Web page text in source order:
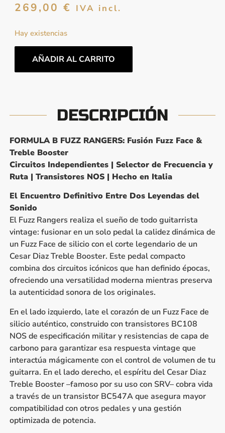
269,00 € IVA incl.
Hay existencias
AÑADIR AL CARRITO
DESCRIPCIÓN
FORMULA B FUZZ RANGERS: Fusión Fuzz Face &
Treble Booster
Circuitos Independientes | Selector de Frecuencia y
Ruta | Transistores NOS | Hecho en Italia
El Encuentro Definitivo Entre Dos Leyendas del
Sonido
El Fuzz Rangers realiza el sueño de todo guitarrista
vintage: fusionar en un solo pedal la calidez dinámica de
un Fuzz Face de silicio con el corte legendario de un
Cesar Diaz Treble Booster. Este pedal compacto
combina dos circuitos icónicos que han definido épocas,
ofreciendo una versatilidad moderna mientras preserva
la autenticidad sonora de los originales.
En el lado izquierdo, late el corazón de un Fuzz Face de
silicio auténtico, construido con transistores BC108
NOS de especificación militar y resistencias de capa de
carbono para garantizar esa respuesta vintage que
interactúa mágicamente con el control de volumen de tu
guitarra. En el lado derecho, el espíritu del Cesar Diaz
Treble Booster –famoso por su uso con SRV– cobra vida
a través de un transistor BC547A que asegura mayor
compatibilidad con otros pedales y una gestión
optimizada de potencia.